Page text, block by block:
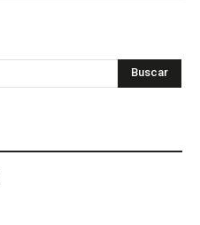
Buscar